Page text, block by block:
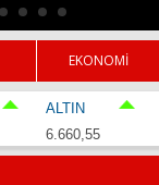
EKONOMİ
ALTIN
6.660,55
Haberin Doğru Adresi.